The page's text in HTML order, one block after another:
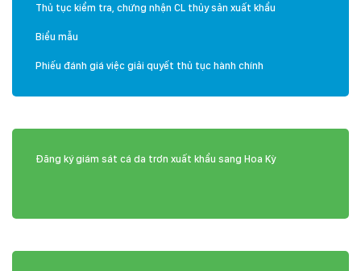
Thủ tục kiểm tra, chứng nhận CL thủy sản xuất khẩu
Biểu mẫu
Phiếu đánh giá việc giải quyết thủ tục hành chính
Đăng ký giám sát cá da trơn xuất khẩu sang Hoa Kỳ